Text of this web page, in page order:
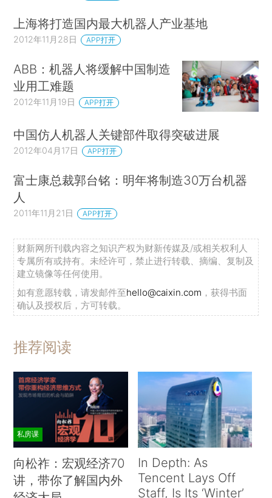
上海将打造国内最大机器人产业基地
2012年11月28日 APP打开
ABB：机器人将缓解中国制造
业用工难题
2012年11月19日 APP打开
中国仿人机器人关键部件取得突破进展
2012年04月17日 APP打开
富士康总裁郭台铭：明年将制造30万台机器
人
2011年11月21日 APP打开
财新网所刊载内容之知识产权为财新传媒及/或相关权利人
专属所有或持有。未经许可，禁止进行转载、摘编、复制及
建立镜像等任何使用。
如有意愿转载，请发邮件至hello@caixin.com ，获得书面
确认及授权后，方可转载。
推荐阅读
私房课
向松祚：宏观经济70
讲，带你了解国内外
In Depth: As
Tencent Lays Off
Staff, Is Its ‘Winter’